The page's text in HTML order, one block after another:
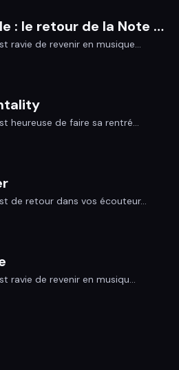
Who’s sample : le retour de la Note blanche
ravie de revenir en musique...
heureuse de faire sa rentré...
de retour dans vos écouteur...
ravie de revenir en musiqu...